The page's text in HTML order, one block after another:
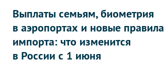
Выплаты семьям, биометрия
в аэропортах и новые правила
импорта: что изменится
в России с 1 июня